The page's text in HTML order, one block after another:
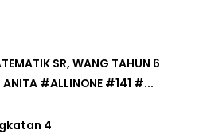
SR, WANG TAHUN 6
ANITA #ALLINONE #141 #...
4